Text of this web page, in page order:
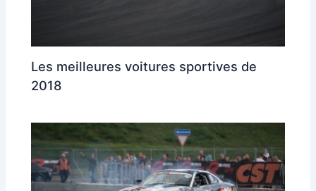
Les meilleures voitures sportives de
2018